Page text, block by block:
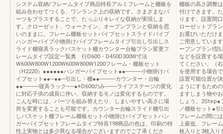
システム収納/フレームタイプ商品特長アルミフレームと棚板を
組み合わせてつくる、ワンランク上の収納です。さまざまなパ
ーツをプラスすることで、たっぷりキレイな収納が実現しま
す。クローゼット、ウォークイン、オープンプランと収納を思
いのままに。フレーム棚板セットパイプセットスライドパイプ
ハンガーパイプ小物掛けパイプフレームタイプ引出し引出しス
ライド棚寝具ラックバスケット棚カウンター台輪プラン変更フ
レームタイプ設定一覧奥 行D600・D450D300W寸法
W600W800W1200W600W800W1200フレーム・棚板セット
（H2220）●●●●●●ハンガーパイプセット●●────小物掛けパ
イプセット●●─●●─引出し・棚●●────カウンター・台輪
●●────寝具ラック──●※D600のみ───ライフステージの変化
に対応子供の成長に伴い、収納するモノは変化するものです。
こんな時には、パーツを組み替えたり、しまいやすい高さに場
所を変更することも可能です。カウンター台輪スライド棚引出
しバスケット棚フレーム棚板セット小物掛けパイプセットハン
ガーパイプセットフレームタイプ特長198商品の色は、印刷の特
性上実物とは多少異なる場合がございますのでご了承くださ
棚板の高さ調整
付けできます。
ります。設置間
ローゼットプラ
お選びいただけ
ご用意していま
ープンプランⅠ型
などを設置する
てください。（
を使用する場合
設置可能位置が
ようにするため
ますしまう物や
しょう。2Step●
／棚板セット●
フレームの間に
上最低、フレー
枚入りと3枚入り